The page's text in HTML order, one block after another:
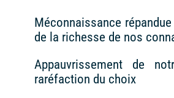
Méconnaissance
de la richesse de nos
Appauvrissement de
raréfaction du choix